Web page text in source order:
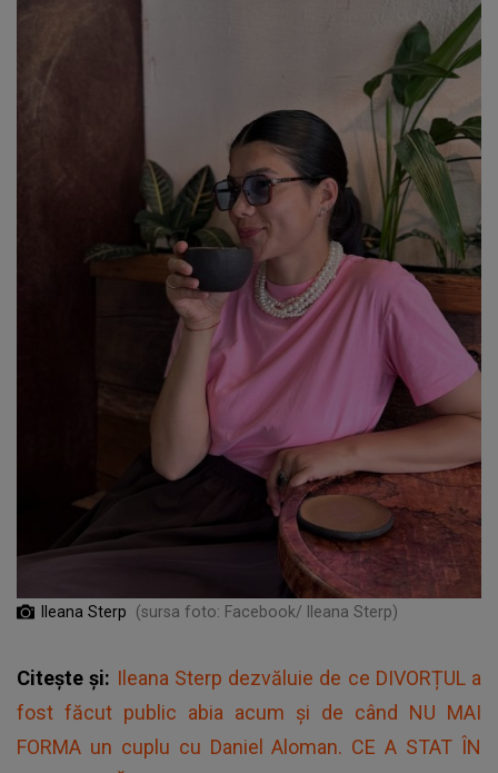
Ileana Sterp (sursa foto: Facebook/ Ileana Sterp)
Citește și: Ileana Sterp dezvăluie de ce DIVORȚUL a
fost făcut public abia acum și de când NU MAI
FORMA un cuplu cu Daniel Aloman. CE A STAT ÎN